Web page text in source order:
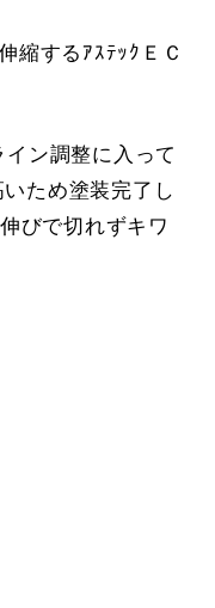
縮するｱｽﾃｯｸＥＣ
ン調整に入って
ため塗装完了し
びで切れずキワ